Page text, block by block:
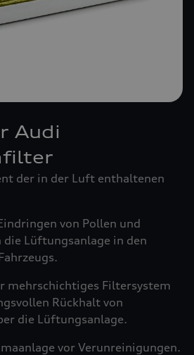
Audi
der in der Luft enthaltenen
von Pollen und
die Lüftungsanlage in den
mehrschichtiges Filtersystem
Rückhalt von
die Lüftungsanlage.
vor Verunreinigungen.